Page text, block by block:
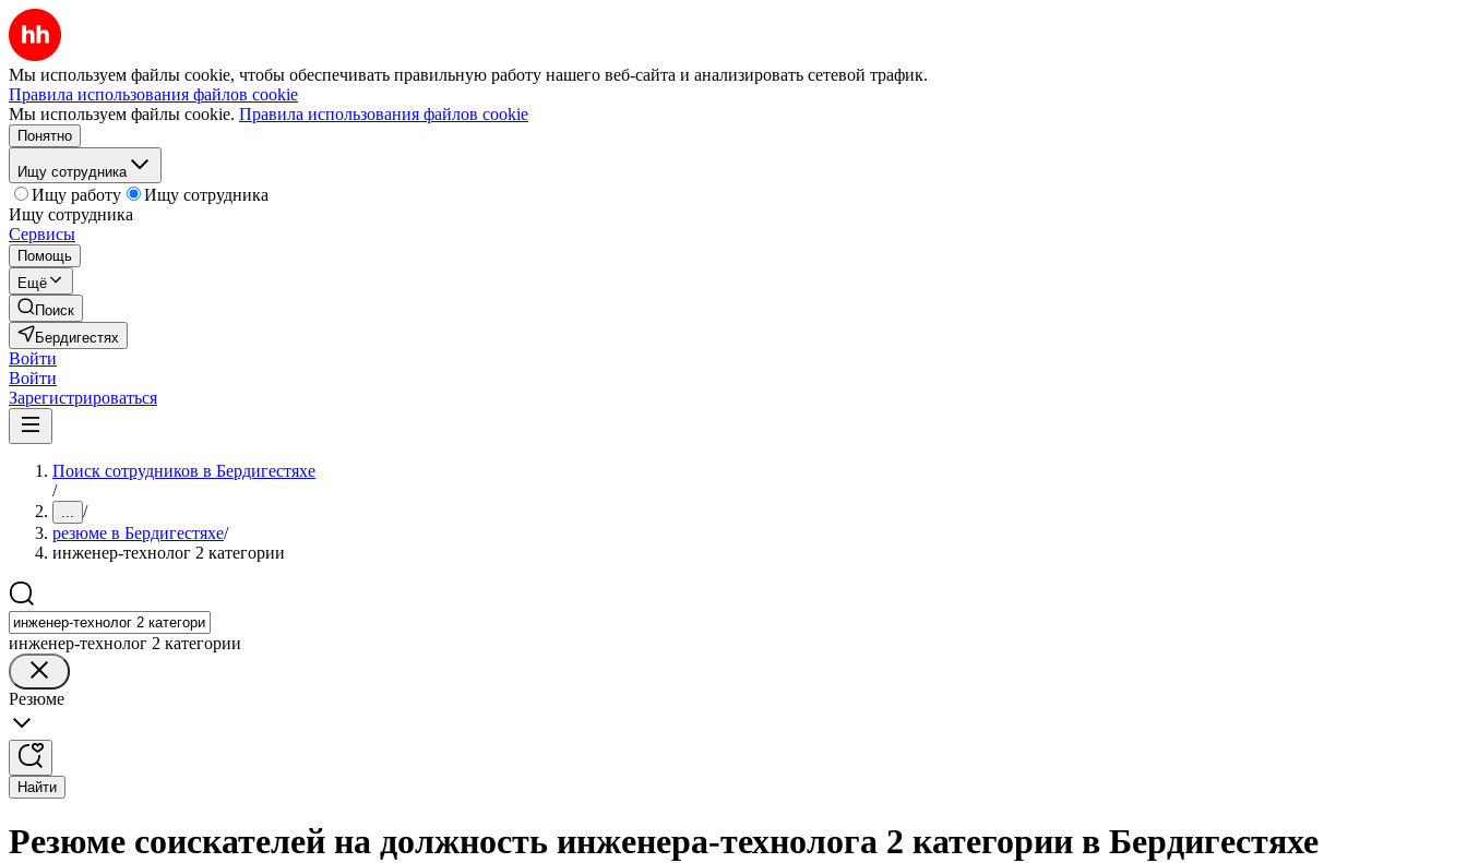
Мы используем файлы cookie, чтобы обеспечивать правильную работу нашего веб-сайта и анализировать сетевой трафик.
Правила использования файлов cookie
Мы используем файлы cookie. Правила использования файлов cookie
Понятно
Ищу сотрудника
Ищу работу
Ищу сотрудника
Ищу сотрудника
Сервисы
Помощь
Ещё
Поиск
Бердигестях
Войти
Войти
Зарегистрироваться
Поиск сотрудников в Бердигестяхе
/
... /
резюме в Бердигестяхе/
инженер-технолог 2 категории
инженер-технолог 2 категории
Резюме
Найти
Резюме соискателей на должность инженера-технолога 2 категории в Бердигестяхе